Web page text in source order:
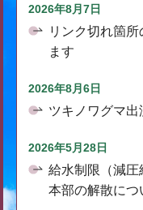
2026年8月7日
リンク切れ箇
ます
2026年8月6日
ツキノワグマ出
2026年5月28日
給水制限（減
本部の解散につ